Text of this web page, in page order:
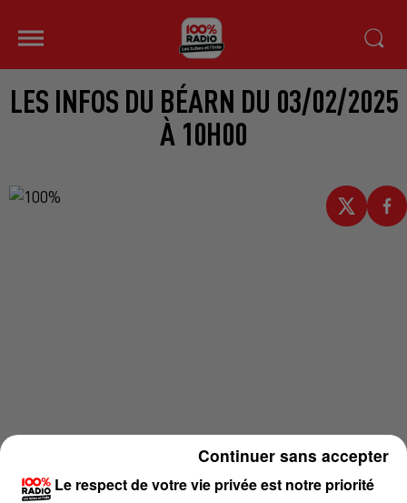
LES INFOS DU BÉARN DU 03/02/2025
À 10H00
Le respect de votre vie privée est notre priorité
Continuer sans accepter